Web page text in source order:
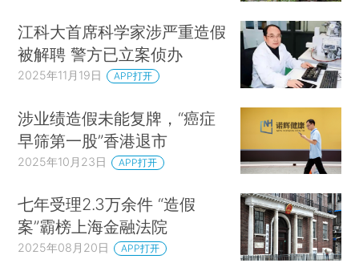
江科大首席科学家涉严重造假
被解聘 警方已立案侦办
2025年11月19日 APP打开
涉业绩造假未能复牌，“癌症
早筛第一股”香港退市
2025年10月23日 APP打开
七年受理2.3万余件 “造假
案”霸榜上海金融法院
2025年08月20日 APP打开